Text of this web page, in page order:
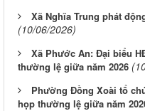
Xã Nghĩa Trung phát
(10/06/2026)
Xã Phước An: Đại biểu
thường lệ giữa năm 2026
Phường Đồng Xoài tổ
họp thường lệ giữa năm
Từ ngày 03/8/2026 đến